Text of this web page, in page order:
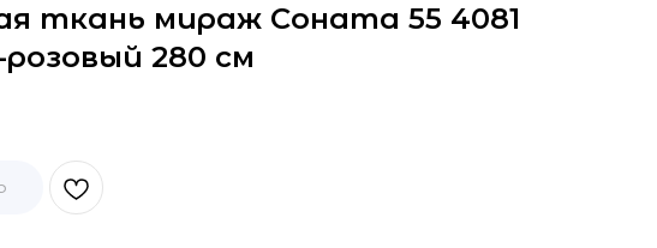
ткань мираж Соната 55 4081
280 см